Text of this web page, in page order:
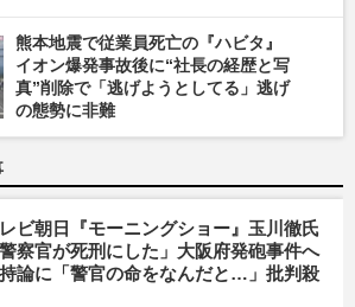
熊本地震で従業員死亡の『ハビタ』
イオン爆発事故後に“社長の経歴と写
真”削除で「逃げようとしてる」逃げ
の態勢に非難
ビ朝日『モーニングショー』玉川徹氏
警察官が死刑にした」大阪府発砲事件へ
論に「警官の命をなんだと…」批判殺